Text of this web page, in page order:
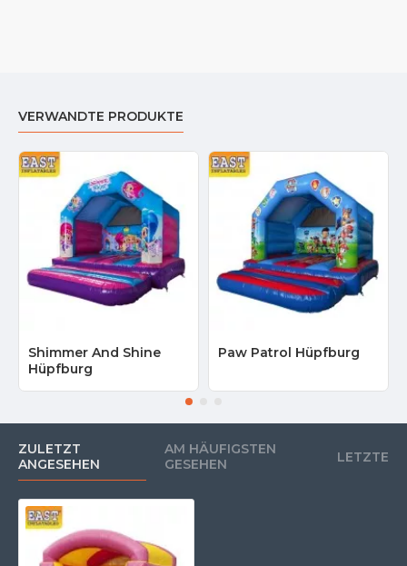
VERWANDTE PRODUKTE
Shimmer And Shine
Hüpfburg
Paw Patrol Hüpfburg
ZULETZT
ANGESEHEN
AM HÄUFIGSTEN
GESEHEN
LETZTE